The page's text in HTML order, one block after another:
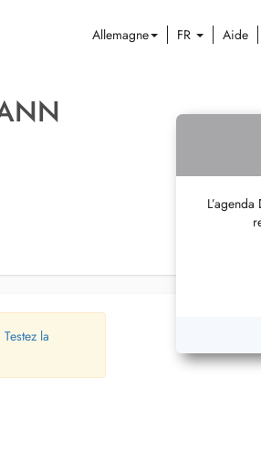
Allemagne FR Aide
Testez la